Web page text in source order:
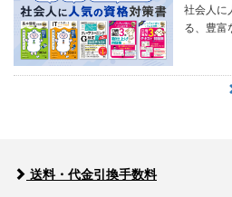
社会人に
る、豊富
送料・代金引換手数料